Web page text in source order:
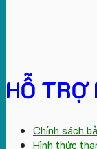
HỖ TRỢ
Chính sách
Hình thức